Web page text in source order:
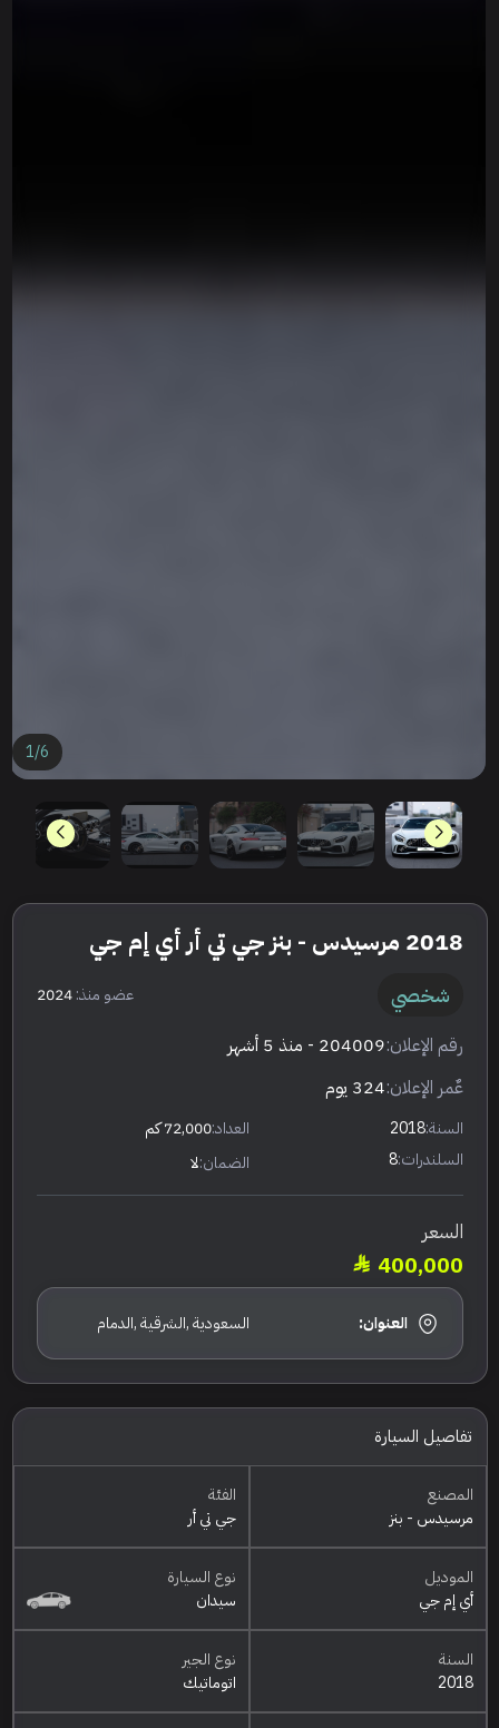
1/6
2018 مرسيدس - بنز جي تي أر أي إم جي
شخصي عضو منذ:2024
رقم الإعلان:204009 - منذ 5 أشهر
عٌمر الإعلان:324 يوم
السنة:2018 العداد:72,000 كم
السلندرات:8 الضمان:لا
السعر
400,000
العنوان: السعودية ,الشرقية ,الدمام
تفاصيل السيارة
المصنع
مرسيدس - بنز
الفئة
جي تي أر
الموديل
أي إم جي
نوع السيارة
سيدان
السنة
2018
نوع الجير
اتوماتيك